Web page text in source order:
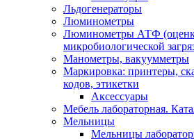
Льдогенераторы
Люминометры
Люминометры АТФ
микробиологической
Манометры, вакуумметры
Маркировка: принтеры,
кодов, этикетки
Аксессуары
Мебель лабораторная.
Мельницы
Мельницы